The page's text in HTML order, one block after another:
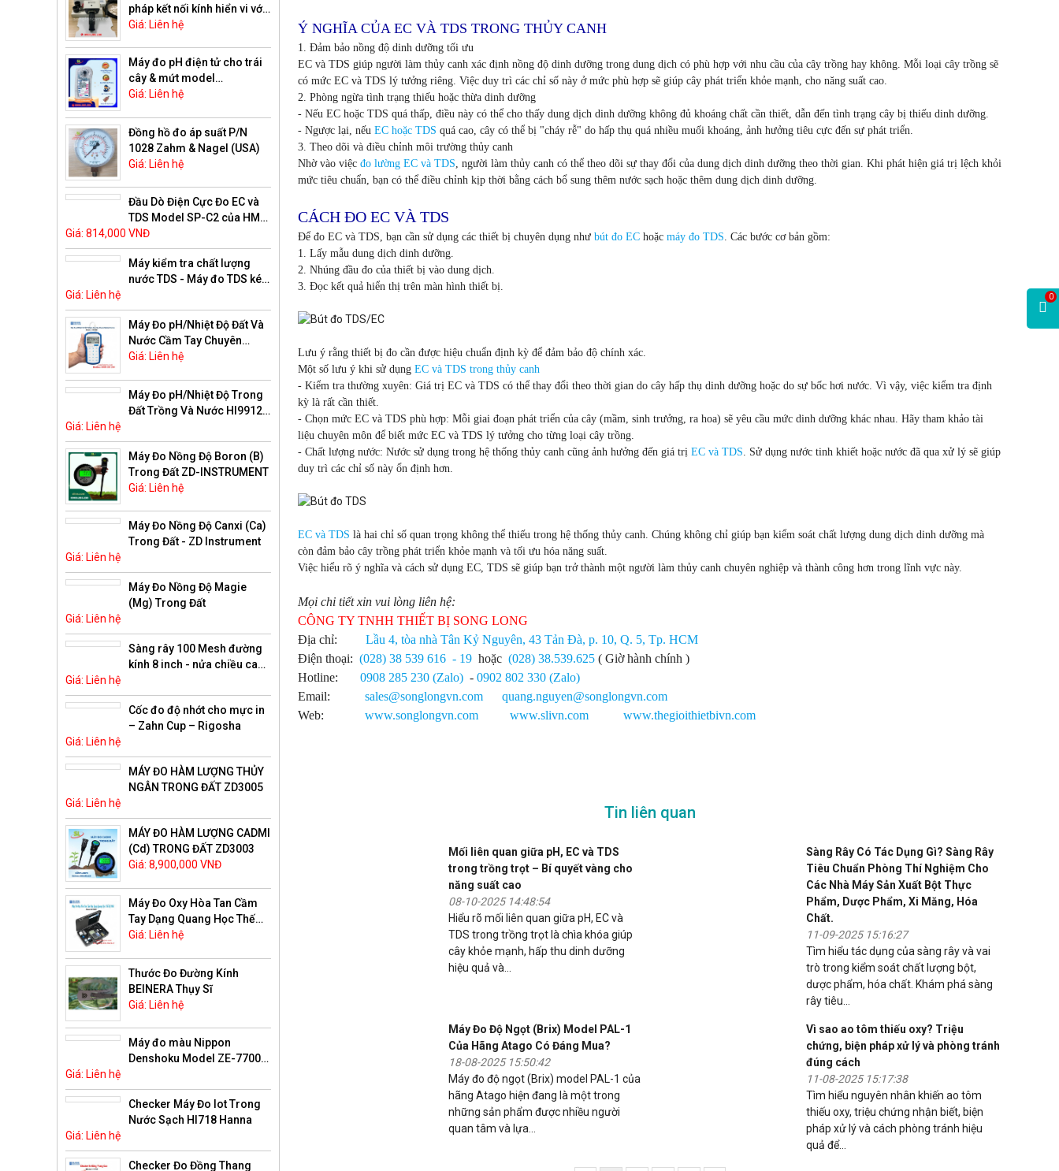
0
pháp kết nối kính hiển vi với
laptop chuyên nghiệp, hình
Giá: Liên hệ
Máy đo pH điện tử cho trái
cây & mứt model
PAL‑Fruit & Jam (pH) (Hãng
Giá: Liên hệ
Đồng hồ đo áp suất P/N
1028 Zahm & Nagel (USA)
Giá: Liên hệ
Đầu Dò Điện Cực Đo EC và
TDS Model SP-C2 của HM
Digital
Giá: 814,000 VNĐ
Máy kiểm tra chất lượng
nước TDS - Máy đo TDS kép
DM-2
Giá: Liên hệ
Máy Đo pH/Nhiệt Độ Đất Và
Nước Cầm Tay Chuyên
Nghiệp GroLine HI98168
Giá: Liên hệ
Máy Đo pH/Nhiệt Độ Trong
Đất Trồng Và Nước HI99121
Giá: Liên hệ
Máy Đo Nồng Độ Boron (B)
Trong Đất ZD-INSTRUMENT
Giá: Liên hệ
Máy Đo Nồng Độ Canxi (Ca)
Trong Đất - ZD Instrument
Giá: Liên hệ
Máy Đo Nồng Độ Magie
(Mg) Trong Đất
Giá: Liên hệ
Sàng rây 100 Mesh đường
kính 8 inch - nửa chiều cao
Giá: Liên hệ
Cốc đo độ nhớt cho mực in
– Zahn Cup – Rigosha
Giá: Liên hệ
MÁY ĐO HÀM LƯỢNG THỦY
NGÂN TRONG ĐẤT ZD3005
Giá: Liên hệ
MÁY ĐO HÀM LƯỢNG CADMI
(Cd) TRONG ĐẤT ZD3003
Giá: 8,900,000 VNĐ
Máy Đo Oxy Hòa Tan Cầm
Tay Dạng Quang Học Thế
Hệ Mới Hanna HI98198
Giá: Liên hệ
Thước Đo Đường Kính
BEINERA Thụy Sĩ
Giá: Liên hệ
Máy đo màu Nippon
Denshoku Model ZE-7700
Giá: Liên hệ
Checker Máy Đo Iot Trong
Nước Sạch HI718 Hanna
Giá: Liên hệ
Checker Đo Đồng Thang
Ý NGHĨA CỦA EC VÀ TDS TRONG THỦY CANH
1. Đảm bảo nồng độ dinh dưỡng tối ưu
EC và TDS giúp người làm thủy canh xác định nồng độ dinh dưỡng trong dung dịch có phù hợp với nhu cầu của cây trồng hay không. Mỗi loại cây trồng sẽ
có mức EC và TDS lý tưởng riêng. Việc duy trì các chỉ số này ở mức phù hợp sẽ giúp cây phát triển khỏe mạnh, cho năng suất cao.
2. Phòng ngừa tình trạng thiếu hoặc thừa dinh dưỡng
- Nếu EC hoặc TDS quá thấp, điều này có thể cho thấy dung dịch dinh dưỡng không đủ khoáng chất cần thiết, dẫn đến tình trạng cây bị thiếu dinh dưỡng.
- Ngược lại, nếu EC hoặc TDS quá cao, cây có thể bị "cháy rễ" do hấp thụ quá nhiều muối khoáng, ảnh hưởng tiêu cực đến sự phát triển.
3. Theo dõi và điều chỉnh môi trường thủy canh
Nhờ vào việc đo lường EC và TDS, người làm thủy canh có thể theo dõi sự thay đổi của dung dịch dinh dưỡng theo thời gian. Khi phát hiện giá trị lệch khỏi
mức tiêu chuẩn, bạn có thể điều chỉnh kịp thời bằng cách bổ sung thêm nước sạch hoặc thêm dung dịch dinh dưỡng.
CÁCH ĐO EC VÀ TDS
Để đo EC và TDS, bạn cần sử dụng các thiết bị chuyên dụng như bút đo EChoặc máy đo TDS. Các bước cơ bản gồm:
1. Lấy mẫu dung dịch dinh dưỡng.
2. Nhúng đầu đo của thiết bị vào dung dịch.
3. Đọc kết quả hiển thị trên màn hình thiết bị.
Lưu ý rằng thiết bị đo cần được hiệu chuẩn định kỳ để đảm bảo độ chính xác.
Một số lưu ý khi sử dụng EC và TDS trong thủy canh
- Kiểm tra thường xuyên: Giá trị EC và TDS có thể thay đổi theo thời gian do cây hấp thụ dinh dưỡng hoặc do sự bốc hơi nước. Vì vậy, việc kiểm tra định
kỳ là rất cần thiết.
- Chọn mức EC và TDS phù hợp: Mỗi giai đoạn phát triển của cây (mầm, sinh trưởng, ra hoa) sẽ yêu cầu mức dinh dưỡng khác nhau. Hãy tham khảo tài
liệu chuyên môn để biết mức EC và TDS lý tưởng cho từng loại cây trồng.
- Chất lượng nước: Nước sử dụng trong hệ thống thủy canh cũng ảnh hưởng đến giá trị EC và TDS. Sử dụng nước tinh khiết hoặc nước đã qua xử lý sẽ giúp
duy trì các chỉ số này ổn định hơn.
EC và TDS là hai chỉ số quan trọng không thể thiếu trong hệ thống thủy canh. Chúng không chỉ giúp bạn kiểm soát chất lượng dung dịch dinh dưỡng mà
còn đảm bảo cây trồng phát triển khỏe mạnh và tối ưu hóa năng suất.
Việc hiểu rõ ý nghĩa và cách sử dụng EC, TDS sẽ giúp bạn trở thành một người làm thủy canh chuyên nghiệp và thành công hơn trong lĩnh vực này.
Mọi chi tiết xin vui lòng liên hệ:
CÔNG TY TNHH THIẾT BỊ SONG LONG
Địa chỉ: Lầu 4, tòa nhà Tân Kỷ Nguyên, 43 Tản Đà, p. 10, Q. 5, Tp. HCM
Điện thoại: (028) 38 539 616 - 19 hoặc (028) 38.539.625( Giờ hành chính )
Hotline: 0908 285 230 (Zalo)- 0902 802 330 (Zalo)
Email: sales@songlongvn.com
quang.nguyen@songlongvn.com
Web:
www.songlongvn.com www.slivn.com www.thegioithietbivn.com
Tin liên quan
Mối liên quan giữa pH, EC và TDS
trong trồng trọt – Bí quyết vàng cho
năng suất cao
08-10-2025 14:48:54
Hiểu rõ mối liên quan giữa pH, EC và
TDS trong trồng trọt là chìa khóa giúp
cây khỏe mạnh, hấp thu dinh dưỡng
hiệu quả và...
Sàng Rây Có Tác Dụng Gì? Sàng Rây
Tiêu Chuẩn Phòng Thí Nghiệm Cho
Các Nhà Máy Sản Xuất Bột Thực
Phẩm, Dược Phẩm, Xi Măng, Hóa
Chất.
11-09-2025 15:16:27
Tìm hiểu tác dụng của sàng rây và vai
trò trong kiểm soát chất lượng bột,
dược phẩm, hóa chất. Khám phá sàng
rây tiêu...
Máy Đo Độ Ngọt (Brix) Model PAL-1
Của Hãng Atago Có Đáng Mua?
18-08-2025 15:50:42
Máy đo độ ngọt (Brix) model PAL-1 của
hãng Atago hiện đang là một trong
những sản phẩm được nhiều người
quan tâm và lựa...
Vì sao ao tôm thiếu oxy? Triệu
chứng, biện pháp xử lý và phòng tránh
đúng cách
11-08-2025 15:17:38
Tìm hiểu nguyên nhân khiến ao tôm
thiếu oxy, triệu chứng nhận biết, biện
pháp xử lý và cách phòng tránh hiệu
quả để...